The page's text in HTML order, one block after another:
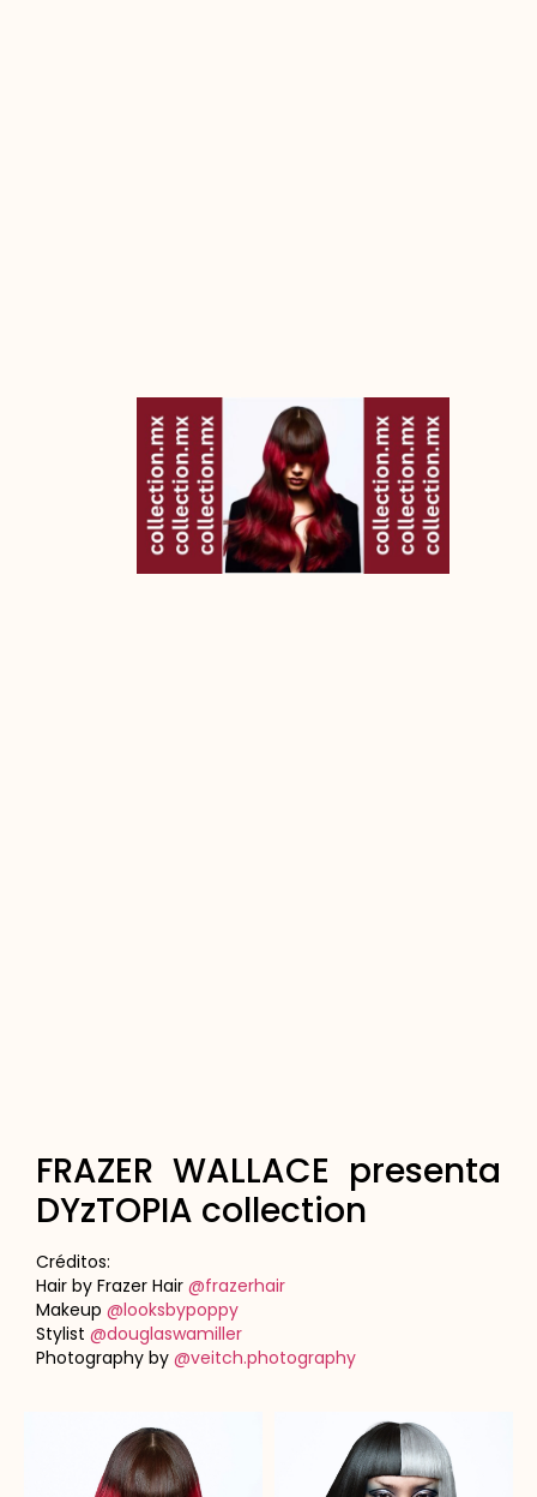
FRAZER WALLACE presenta
DYzTOPIA collection
Créditos:
Hair by Frazer Hair @frazerhair
Makeup @looksbypoppy
Stylist @douglaswamiller
Photography by @veitch.photography